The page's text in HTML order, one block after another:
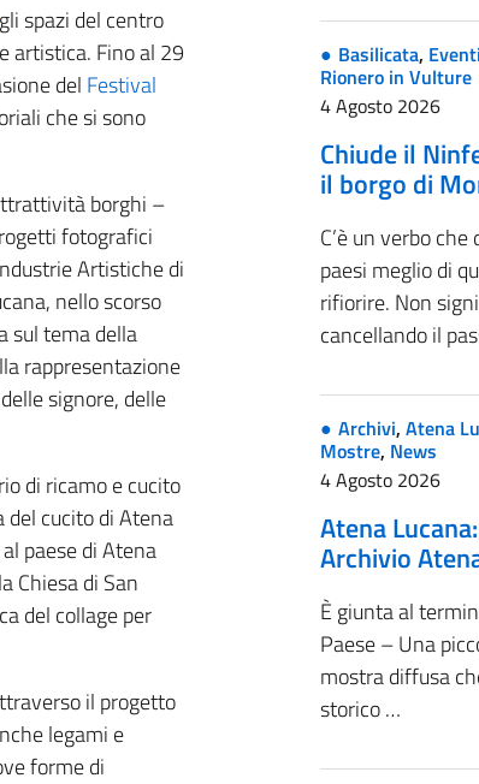
spazi del centro
artistica. Fino al 29
del Festival
che si sono
borghi –
fotografici
Artistiche di
nello scorso
sul tema della
rappresentazione
signore, delle
di ricamo e cucito
del cucito di Atena
paese di Atena
Chiesa di San
del collage per
il progetto
legami e
forme di
Basilicata,
Rionero in Vulture
4 Agosto 2026
Chiude il
il borgo di
C’è un verbo
paesi meglio di
rifiorire. Non
cancellando il
Archivi,Atena
Mostre, News
4 Agosto 2026
Atena
Archivio
È giunta al
Paese – Una
mostra diffusa
storico …